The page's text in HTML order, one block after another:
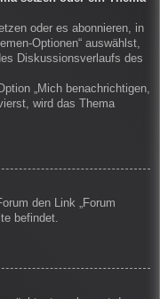
oder es abonnieren, in
Optionen“ auswählst,
Diskussionsverlaufs des
„Mich benachrichtigen,
wird das Thema
den Link „Forum
befindet.